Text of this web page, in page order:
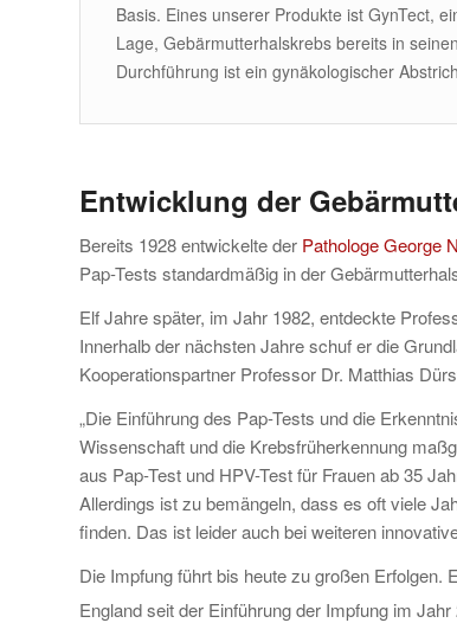
Basis. Eines unserer Produkte ist GynTect,
Lage, Gebärmutterhalskrebs bereits in
Durchführung ist ein gynäkologischer
Entwicklung der
Bereits 1928 entwickelte der Pathologe George
Pap-Tests standardmäßig in der
Elf Jahre später, im Jahr 1982, entdeckte
Innerhalb der nächsten Jahre schuf er die
Kooperationspartner Professor Dr. Matthias
„Die Einführung des Pap-Tests und die
Wissenschaft und die Krebsfrüherkennung
aus Pap-Test und HPV-Test für Frauen ab 35
Allerdings ist zu bemängeln, dass es oft viele
finden. Das ist leider auch bei weiteren
Die Impfung führt bis heute zu großen
England seit der Einführung der Impfung im